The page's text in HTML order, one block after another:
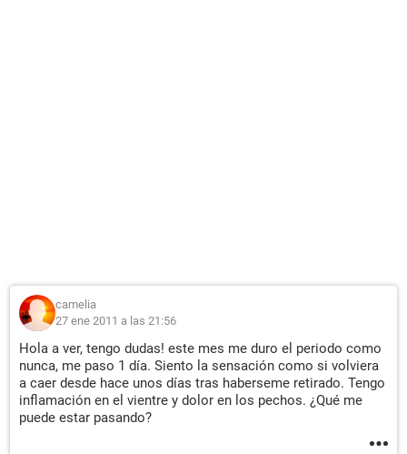
camelia
27 ene 2011 a las 21:56
Hola a ver, tengo dudas! este mes me duro el periodo como
nunca, me paso 1 día. Siento la sensación como si volviera
a caer desde hace unos días tras haberseme retirado. Tengo
inflamación en el vientre y dolor en los pechos. ¿Qué me
puede estar pasando?